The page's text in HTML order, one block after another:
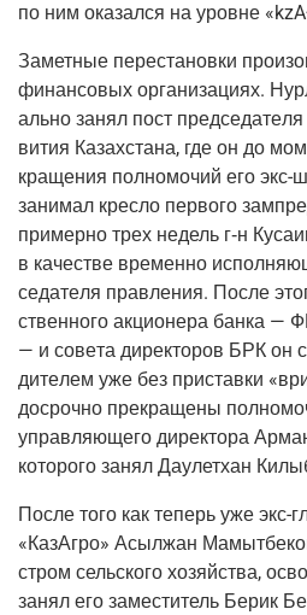
по ним ока­зал­ся на уровне
Замет­ные пере­ста­нов­ки
финан­со­вых орга­ни­за­ци­ях.
аль­но занял пост
ви­тия Казах­ста­на, где он до
кра­ще­ния пол­но­мо­чий его
зани­мал крес­ло пер­во­го
при­мер­но трех недель г‑н
в каче­стве вре­мен­но
се­да­те­ля прав­ле­ния. После
ствен­но­го акци­о­не­ра бан­ка —
— и сове­та дирек­то­ров БРК он
ди­те­лем уже без при­став­ки
досроч­но пре­кра­ще­ны
управ­ля­ю­ще­го дирек­то­ра
кото­ро­го занял Дау­лет­хан
После того как теперь уже экс-
«КазА­гро» Асы­л­жан
стром сель­ско­го хозяй­ства,
занял его заме­сти­тель Берик